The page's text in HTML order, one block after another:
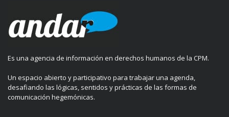
Es una agencia de información en derechos humanos de la CPM.
Un espacio abierto y participativo para trabajar una agenda,
desafiando las lógicas, sentidos y prácticas de las formas de
comunicación hegemónicas.